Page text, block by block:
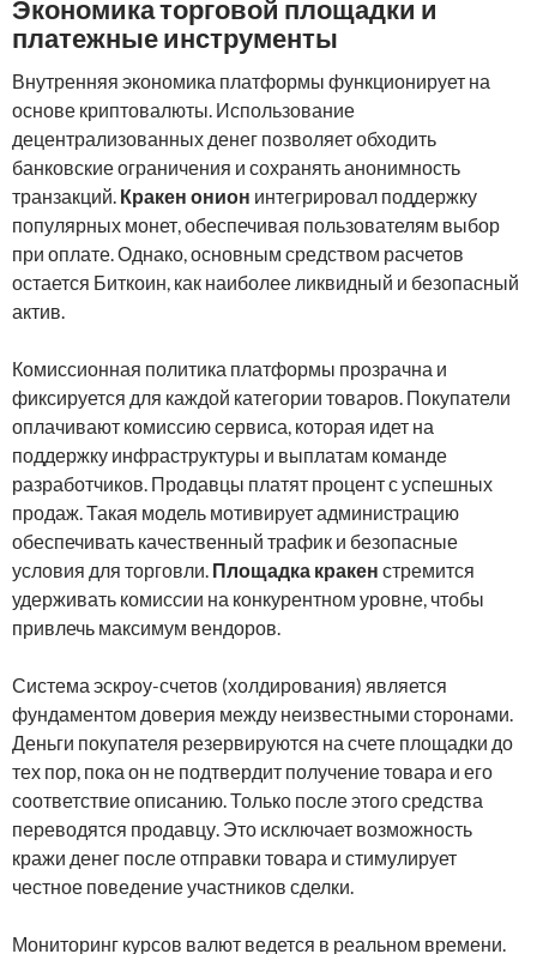
Экономика торговой площадки и
платежные инструменты
Внутренняя экономика платформы функционирует на
основе криптовалюты. Использование
децентрализованных денег позволяет обходить
банковские ограничения и сохранять анонимность
транзакций. Кракен онион интегрировал поддержку
популярных монет, обеспечивая пользователям выбор
при оплате. Однако, основным средством расчетов
остается Биткоин, как наиболее ликвидный и безопасный
актив.
Комиссионная политика платформы прозрачна и
фиксируется для каждой категории товаров. Покупатели
оплачивают комиссию сервиса, которая идет на
поддержку инфраструктуры и выплатам команде
разработчиков. Продавцы платят процент с успешных
продаж. Такая модель мотивирует администрацию
обеспечивать качественный трафик и безопасные
условия для торговли. Площадка кракен стремится
удерживать комиссии на конкурентном уровне, чтобы
привлечь максимум вендоров.
Система эскроу-счетов (холдирования) является
фундаментом доверия между неизвестными сторонами.
Деньги покупателя резервируются на счете площадки до
тех пор, пока он не подтвердит получение товара и его
соответствие описанию. Только после этого средства
переводятся продавцу. Это исключает возможность
кражи денег после отправки товара и стимулирует
честное поведение участников сделки.
Мониторинг курсов валют ведется в реальном времени.